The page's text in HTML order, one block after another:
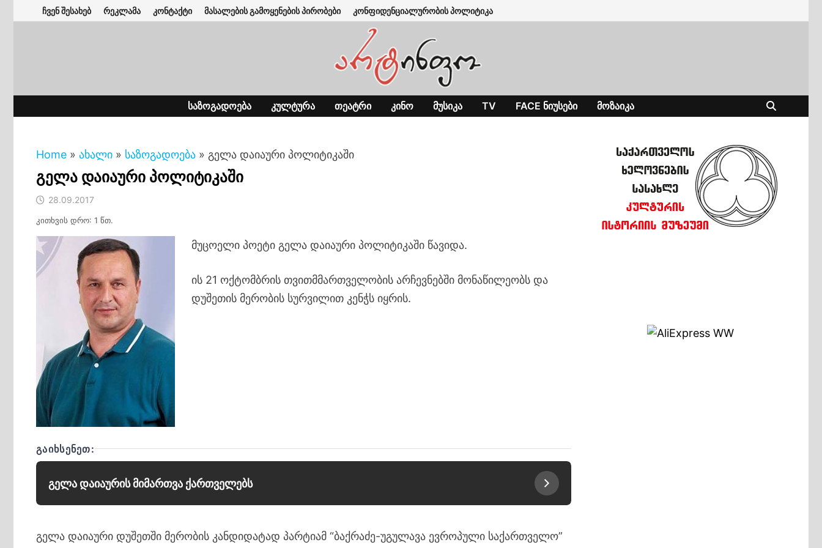
to
ჩვენ შესახებ რეკლამა კონტაქტი მასალების გამოყენების პირობები კონფიდენციალურობის პოლიტიკა
ᲡᲐᲖᲝᲒᲐᲓᲝᲔᲑᲐ ᲙᲣᲚᲢᲣᲠᲐ ᲗᲔᲐᲢᲠᲘ ᲙᲘᲜᲝ ᲛᲣᲡᲘᲙᲐ TV FACE ᲜᲘᲣᲡᲔᲑᲘ ᲛᲝᲖᲐᲘᲙᲐ
Home » ახალი » საზოგადოება » გელა დაიაური პოლიტიკაში
გელა დაიაური პოლიტიკაში
28.09.2017
კითხვის დრო: 1 წთ.
მუცოელი პოეტი გელა დაიაური პოლიტიკაში წავიდა.
ის 21 ოქტომბრის თვითმმართველობის არჩევნებში მონაწილეობს და
დუშეთის მერობის სურვილით კენჭს იყრის.
ᲒᲐᲘᲮᲡᲔᲜᲔᲗ:
გელა დაიაურის მიმართვა ქართველებს
გელა დაიაური დუშეთში მერობის კანდიდატად პარტიამ “ბაქრაძე-უგულავა ევროპული საქართველო”